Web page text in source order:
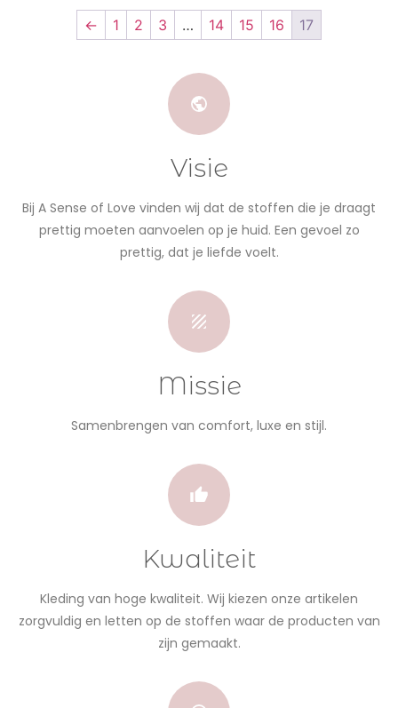
← 1 2 3 … 14 15 16 17
Visie
Bij A Sense of Love vinden wij dat de stoffen die je draagt
prettig moeten aanvoelen op je huid. Een gevoel zo
prettig, dat je liefde voelt.
Missie
Samenbrengen van comfort, luxe en stijl.
Kwaliteit
Kleding van hoge kwaliteit. Wij kiezen onze artikelen
zorgvuldig en letten op de stoffen waar de producten van
zijn gemaakt.